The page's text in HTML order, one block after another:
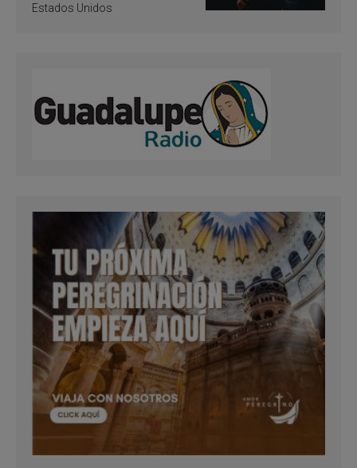
Estados Unidos